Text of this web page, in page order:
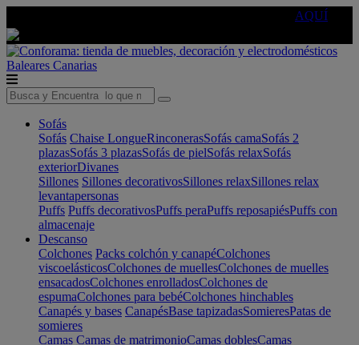
AQUÍ
Baleares Canarias
Sofás
Sofás Chaise LongueRinconerasSofás camaSofás 2
plazasSofás 3 plazasSofás de pielSofás relaxSofás
exteriorDivanes
Sillones Sillones decorativosSillones relaxSillones relax
levantapersonas
Puffs Puffs decorativosPuffs peraPuffs reposapiésPuffs con
almacenaje
Descanso
Colchones Packs colchón y canapéColchones
viscoelásticosColchones de muellesColchones de muelles
ensacadosColchones enrolladosColchones de
espumaColchones para bebéColchones hinchables
Canapés y bases CanapésBase tapizadasSomieresPatas de
somieres
Camas Camas de matrimonioCamas doblesCamas